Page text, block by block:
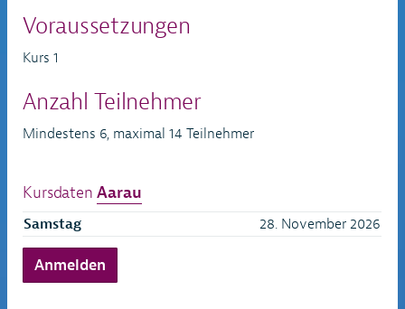
Voraussetzungen
Kurs 1
Anzahl Teilnehmer
Mindestens 6, maximal 14 Teilnehmer
KursdatenAarau
Samstag 28. November 2026
Anmelden